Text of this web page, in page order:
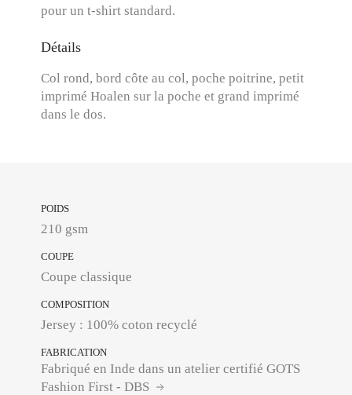
pour un t-shirt standard.
Détails
Col rond, bord côte au col, poche poitrine, petit
imprimé Hoalen sur la poche et grand imprimé
dans le dos.
POIDS
210 gsm
COUPE
Coupe classique
COMPOSITION
Jersey : 100% coton recyclé
FABRICATION
Fabriqué en Inde dans un atelier certifié GOTS
Fashion First - DBS